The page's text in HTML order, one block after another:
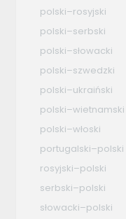
polski–rosyjski
polski–serbski
polski–słowacki
polski–szwedzki
polski–ukraiński
polski–wietnamski
polski–włoski
portugalski–polski
rosyjski–polski
serbski–polski
słowacki–polski